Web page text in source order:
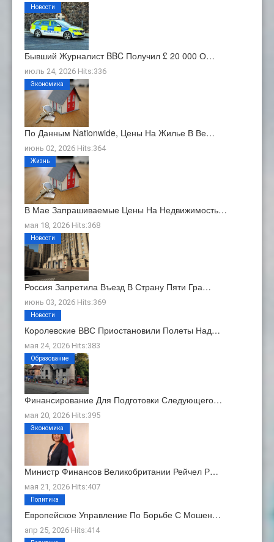
Бывший Журналист BBC Получил £ 20 000 О…
июль 24, 2026 Hits:336
Новости
По Данным Nationwide, Цены На Жилье В Ве…
июнь 02, 2026 Hits:364
Экономика
В Мае Запрашиваемые Цены На Недвижимость…
мая 18, 2026 Hits:368
Жизнь
Россия Запретила Въезд В Страну Пяти Гра…
июнь 03, 2026 Hits:369
Новости
Королевские ВВС Приостановили Полеты Над…
мая 24, 2026 Hits:383
Новости
Финансирование Для Подготовки Следующего…
мая 20, 2026 Hits:395
Образование
Министр Финансов Великобритании Рейчел Р…
мая 21, 2026 Hits:407
Экономика
Европейское Управление По Борьбе С Мошен…
апр 25, 2026 Hits:414
Политика